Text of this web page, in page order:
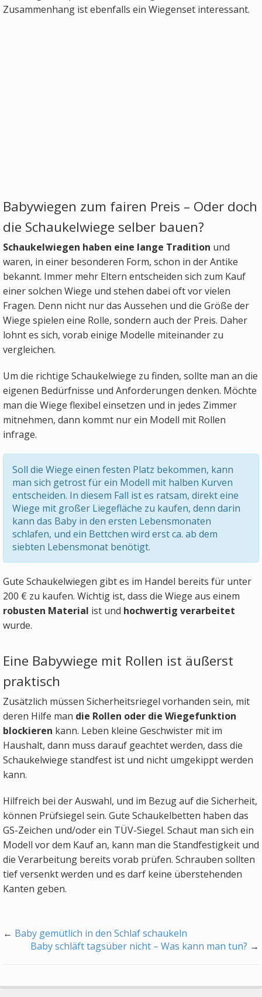
Zusammenhang ist ebenfalls ein Wiegenset interessant.
Babywiegen zum fairen Preis – Oder doch
die Schaukelwiege selber bauen?
Schaukelwiegen haben eine lange Tradition und
waren, in einer besonderen Form, schon in der Antike
bekannt. Immer mehr Eltern entscheiden sich zum Kauf
einer solchen Wiege und stehen dabei oft vor vielen
Fragen. Denn nicht nur das Aussehen und die Größe der
Wiege spielen eine Rolle, sondern auch der Preis. Daher
lohnt es sich, vorab einige Modelle miteinander zu
vergleichen.
Um die richtige Schaukelwiege zu finden, sollte man an die
eigenen Bedürfnisse und Anforderungen denken. Möchte
man die Wiege flexibel einsetzen und in jedes Zimmer
mitnehmen, dann kommt nur ein Modell mit Rollen
infrage.
Soll die Wiege einen festen Platz bekommen, kann
man sich getrost für ein Modell mit halben Kurven
entscheiden. In diesem Fall ist es ratsam, direkt eine
Wiege mit großer Liegefläche zu kaufen, denn darin
kann das Baby in den ersten Lebensmonaten
schlafen, und ein Bettchen wird erst ca. ab dem
siebten Lebensmonat benötigt.
Gute Schaukelwiegen gibt es im Handel bereits für unter
200 € zu kaufen. Wichtig ist, dass die Wiege aus einem
robusten Material ist und hochwertig verarbeitet
wurde.
Eine Babywiege mit Rollen ist äußerst
praktisch
Zusätzlich müssen Sicherheitsriegel vorhanden sein, mit
deren Hilfe man die Rollen oder die Wiegefunktion
blockieren kann. Leben kleine Geschwister mit im
Haushalt, dann muss darauf geachtet werden, dass die
Schaukelwiege standfest ist und nicht umgekippt werden
kann.
Hilfreich bei der Auswahl, und im Bezug auf die Sicherheit,
können Prüfsiegel sein. Gute Schaukelbetten haben das
GS-Zeichen und/oder ein TÜV-Siegel. Schaut man sich ein
Modell vor dem Kauf an, kann man die Standfestigkeit und
die Verarbeitung bereits vorab prüfen. Schrauben sollten
tief versenkt werden und es darf keine überstehenden
Kanten geben.
← Baby gemütlich in den Schlaf schaukeln
Baby schläft tagsüber nicht – Was kann man tun? →